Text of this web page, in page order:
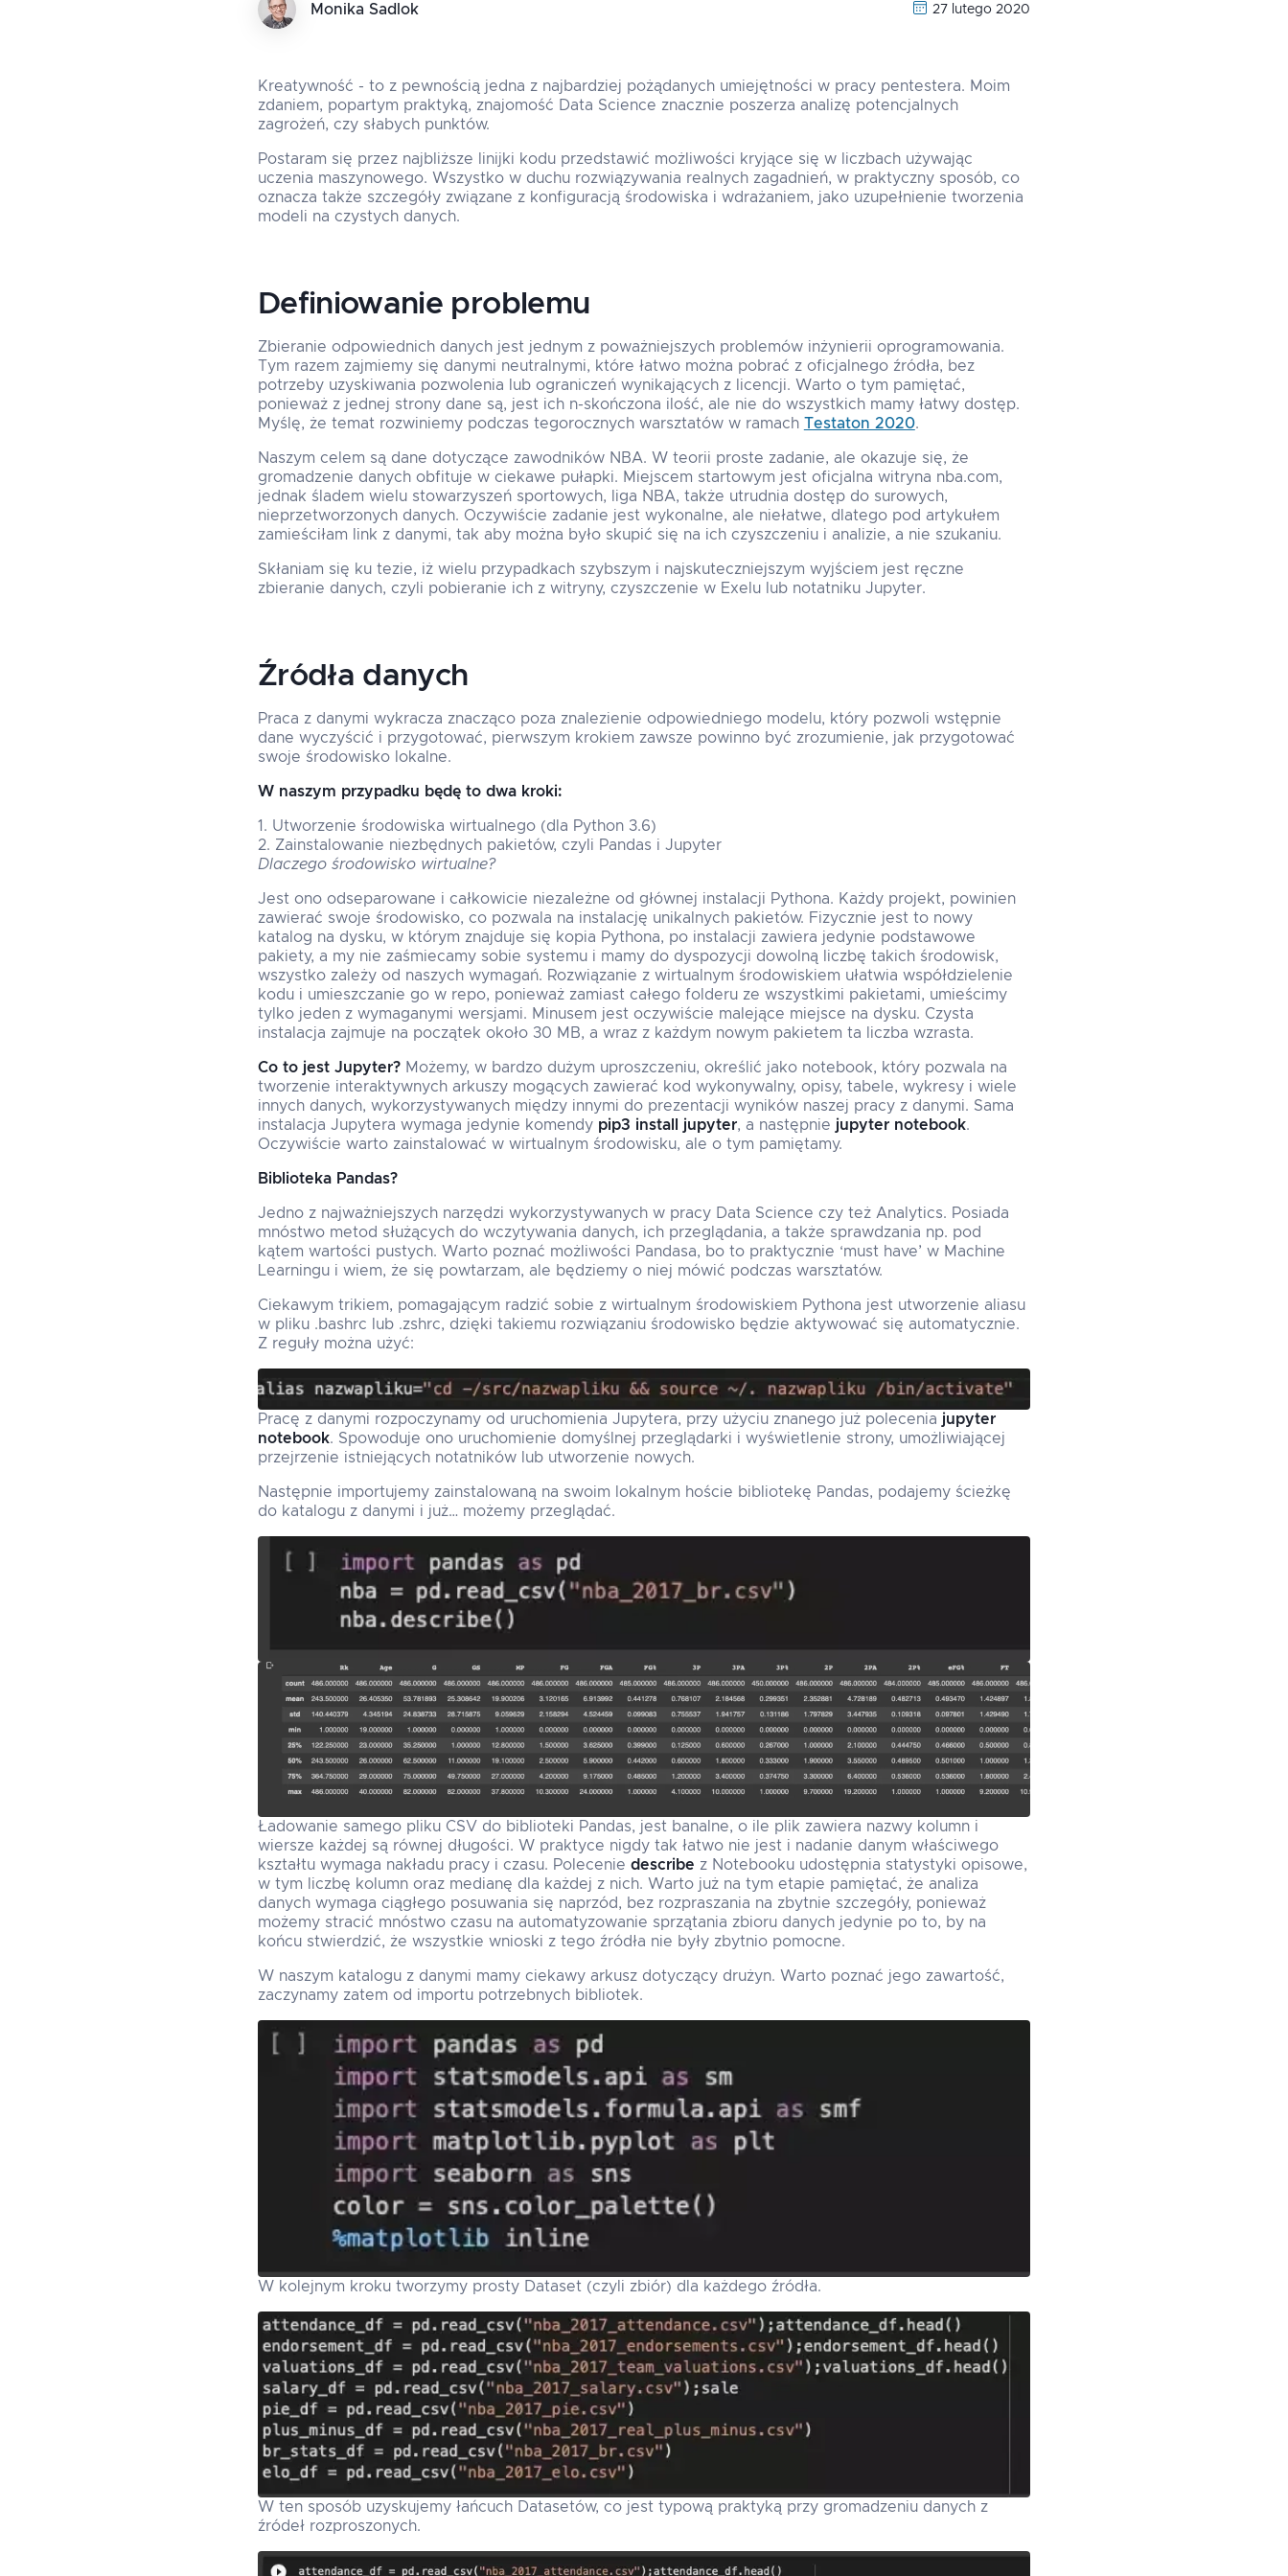
Monika Sadlok 27 lutego 2020
Kreatywność - to z pewnością jedna z najbardziej pożądanych umiejętności w pracy pentestera. Moim
zdaniem, popartym praktyką, znajomość Data Science znacznie poszerza analizę potencjalnych
zagrożeń, czy słabych punktów.
Postaram się przez najbliższe linijki kodu przedstawić możliwości kryjące się w liczbach używając
uczenia maszynowego. Wszystko w duchu rozwiązywania realnych zagadnień, w praktyczny sposób, co
oznacza także szczegóły związane z konfiguracją środowiska i wdrażaniem, jako uzupełnienie tworzenia
modeli na czystych danych.
Definiowanie problemu
Zbieranie odpowiednich danych jest jednym z poważniejszych problemów inżynierii oprogramowania.
Tym razem zajmiemy się danymi neutralnymi, które łatwo można pobrać z oficjalnego źródła, bez
potrzeby uzyskiwania pozwolenia lub ograniczeń wynikających z licencji. Warto o tym pamiętać,
ponieważ z jednej strony dane są, jest ich n-skończona ilość, ale nie do wszystkich mamy łatwy dostęp.
Myślę, że temat rozwiniemy podczas tegorocznych warsztatów w ramach Testaton 2020.
Naszym celem są dane dotyczące zawodników NBA. W teorii proste zadanie, ale okazuje się, że
gromadzenie danych obfituje w ciekawe pułapki. Miejscem startowym jest oficjalna witryna nba.com,
jednak śladem wielu stowarzyszeń sportowych, liga NBA, także utrudnia dostęp do surowych,
nieprzetworzonych danych. Oczywiście zadanie jest wykonalne, ale niełatwe, dlatego pod artykułem
zamieściłam link z danymi, tak aby można było skupić się na ich czyszczeniu i analizie, a nie szukaniu.
Skłaniam się ku tezie, iż wielu przypadkach szybszym i najskuteczniejszym wyjściem jest ręczne
zbieranie danych, czyli pobieranie ich z witryny, czyszczenie w Exelu lub notatniku Jupyter.
Źródła danych
Praca z danymi wykracza znacząco poza znalezienie odpowiedniego modelu, który pozwoli wstępnie
dane wyczyścić i przygotować, pierwszym krokiem zawsze powinno być zrozumienie, jak przygotować
swoje środowisko lokalne.
W naszym przypadku będę to dwa kroki:
Utworzenie środowiska wirtualnego (dla Python 3.6)
Zainstalowanie niezbędnych pakietów, czyli Pandas i Jupyter
Dlaczego środowisko wirtualne?
Jest ono odseparowane i całkowicie niezależne od głównej instalacji Pythona. Każdy projekt, powinien
zawierać swoje środowisko, co pozwala na instalację unikalnych pakietów. Fizycznie jest to nowy
katalog na dysku, w którym znajduje się kopia Pythona, po instalacji zawiera jedynie podstawowe
pakiety, a my nie zaśmiecamy sobie systemu i mamy do dyspozycji dowolną liczbę takich środowisk,
wszystko zależy od naszych wymagań. Rozwiązanie z wirtualnym środowiskiem ułatwia współdzielenie
kodu i umieszczanie go w repo, ponieważ zamiast całego folderu ze wszystkimi pakietami, umieścimy
tylko jeden z wymaganymi wersjami. Minusem jest oczywiście malejące miejsce na dysku. Czysta
instalacja zajmuje na początek około 30 MB, a wraz z każdym nowym pakietem ta liczba wzrasta.
Co to jest Jupyter?Możemy, w bardzo dużym uproszczeniu, określić jako notebook, który pozwala na
tworzenie interaktywnych arkuszy mogących zawierać kod wykonywalny, opisy, tabele, wykresy i wiele
innych danych, wykorzystywanych między innymi do prezentacji wyników naszej pracy z danymi. Sama
instalacja Jupytera wymaga jedynie komendy pip3 install jupyter, a następnie jupyter notebook.
Oczywiście warto zainstalować w wirtualnym środowisku, ale o tym pamiętamy.
Biblioteka Pandas?
Jedno z najważniejszych narzędzi wykorzystywanych w pracy Data Science czy też Analytics. Posiada
mnóstwo metod służących do wczytywania danych, ich przeglądania, a także sprawdzania np. pod
kątem wartości pustych. Warto poznać możliwości Pandasa, bo to praktycznie ‘must have’ w Machine
Learningu i wiem, że się powtarzam, ale będziemy o niej mówić podczas warsztatów.
Ciekawym trikiem, pomagającym radzić sobie z wirtualnym środowiskiem Pythona jest utworzenie aliasu
w pliku .bashrc lub .zshrc, dzięki takiemu rozwiązaniu środowisko będzie aktywować się automatycznie.
Z reguły można użyć:
Pracę z danymi rozpoczynamy od uruchomienia Jupytera, przy użyciu znanego już polecenia jupyter
notebook. Spowoduje ono uruchomienie domyślnej przeglądarki i wyświetlenie strony, umożliwiającej
przejrzenie istniejących notatników lub utworzenie nowych.
Następnie importujemy zainstalowaną na swoim lokalnym hoście bibliotekę Pandas, podajemy ścieżkę
do katalogu z danymi i już… możemy przeglądać.
Ładowanie samego pliku CSV do biblioteki Pandas, jest banalne, o ile plik zawiera nazwy kolumn i
wiersze każdej są równej długości. W praktyce nigdy tak łatwo nie jest i nadanie danym właściwego
kształtu wymaga nakładu pracy i czasu. Polecenie describe z Notebooku udostępnia statystyki opisowe,
w tym liczbę kolumn oraz medianę dla każdej z nich. Warto już na tym etapie pamiętać, że analiza
danych wymaga ciągłego posuwania się naprzód, bez rozpraszania na zbytnie szczegóły, ponieważ
możemy stracić mnóstwo czasu na automatyzowanie sprzątania zbioru danych jedynie po to, by na
końcu stwierdzić, że wszystkie wnioski z tego źródła nie były zbytnio pomocne.
W naszym katalogu z danymi mamy ciekawy arkusz dotyczący drużyn. Warto poznać jego zawartość,
zaczynamy zatem od importu potrzebnych bibliotek.
W kolejnym kroku tworzymy prosty Dataset (czyli zbiór) dla każdego źródła.
W ten sposób uzyskujemy łańcuch Datasetów, co jest typową praktyką przy gromadzeniu danych z
źródeł rozproszonych.